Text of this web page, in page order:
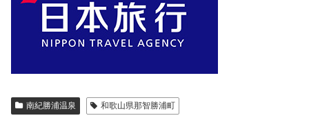
南紀勝浦温泉 和歌山県那智勝浦町